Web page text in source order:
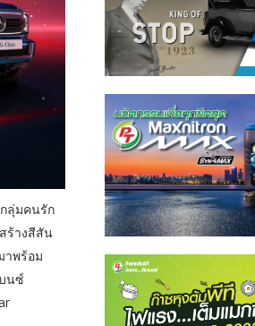
ลุ่มคนรัก
ร้างสีสัน
าพร้อม
นซ์